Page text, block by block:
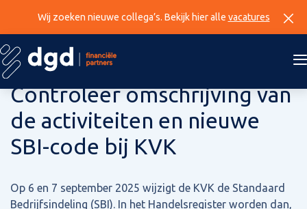
Wij zoeken nieuwe collega’s. Bekijk hier alle vacatures
21 augustus 2025
Controleer omschrijving van
de activiteiten en nieuwe
SBI-code bij KVK
Op 6 en 7 september 2025 wijzigt de KVK de Standaard
Bedrijfsindeling (SBI). In het Handelsregister worden dan,